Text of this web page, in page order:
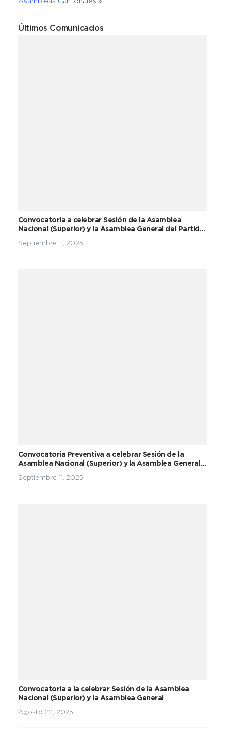
Últimos Comunicados
Convocatoria a celebrar Sesión de la Asamblea
Nacional (Superior) y la Asamblea General del Partido
Septiembre 11, 2025
Convocatoria Preventiva a celebrar Sesión de la
Asamblea Nacional (Superior) y la Asamblea General
Septiembre 11, 2025
Convocatoria a la celebrar Sesión de la Asamblea
Nacional (Superior) y la Asamblea General
Agosto 22, 2025